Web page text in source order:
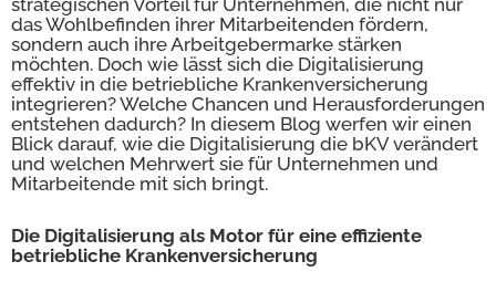
das Wohlbefinden ihrer Mitarbeitenden fördern,
sondern auch ihre Arbeitgebermarke stärken
möchten. Doch wie lässt sich die Digitalisierung
effektiv in die betriebliche Krankenversicherung
integrieren? Welche Chancen und Herausforderungen
entstehen dadurch? In diesem Blog werfen wir einen
Blick darauf, wie die Digitalisierung die bKV verändert
und welchen Mehrwert sie für Unternehmen und
Mitarbeitende mit sich bringt.
Die Digitalisierung als Motor für eine effiziente
betriebliche Krankenversicherung